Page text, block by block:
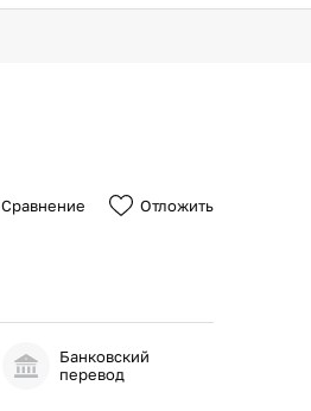
Сравнение Отложить
Банковский
перевод